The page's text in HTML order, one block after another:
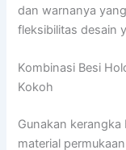
dan warnanya
fleksibilitas desain
Kombinasi Besi
Kokoh
Gunakan
material